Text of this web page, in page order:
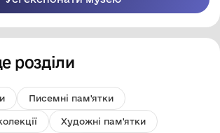
розділи
Писемні пам'ятки
Художні пам'ятки